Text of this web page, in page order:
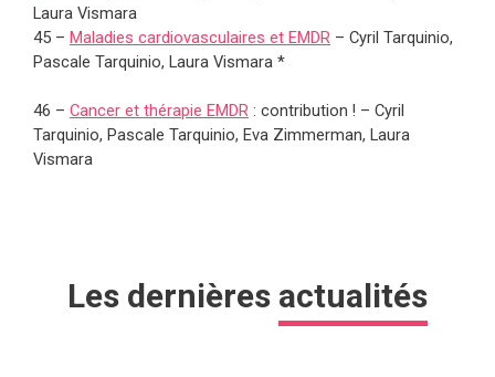
Laura Vismara
45 – Maladies cardiovasculaires et EMDR – Cyril Tarquinio,
Pascale Tarquinio, Laura Vismara *
46 – Cancer et thérapie EMDR : contribution ! – Cyril
Tarquinio, Pascale Tarquinio, Eva Zimmerman, Laura
Vismara
Les dernières actualités